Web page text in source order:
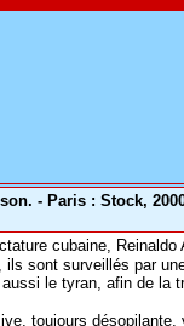
- Paris : Stock,
cubaine,
sont surveillés par
le tyran, afin de la
toujours